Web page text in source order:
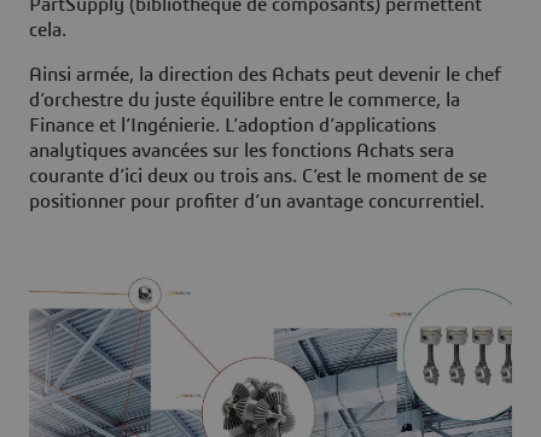
PartSupply (bibliothèque de composants) permettent
cela.
Ainsi armée, la direction des Achats peut devenir le chef
d’orchestre du juste équilibre entre le commerce, la
Finance et l’Ingénierie. L’adoption d’applications
analytiques avancées sur les fonctions Achats sera
courante d’ici deux ou trois ans. C’est le moment de se
positionner pour profiter d’un avantage concurrentiel.